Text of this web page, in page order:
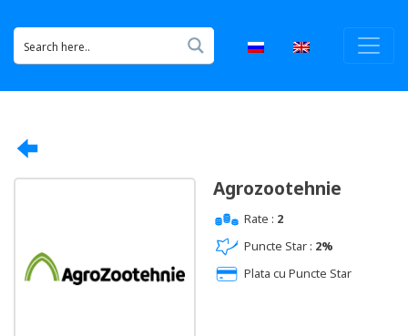
Agrozootehnie
Rate : 2
Puncte Star : 2%
Plata cu Puncte Star